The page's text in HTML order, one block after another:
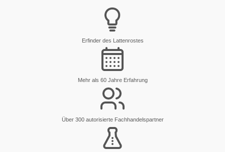
Erfinder des Lattenrostes
Mehr als 60 Jahre Erfahrung
Über 300 autorisierte Fachhandelspartner